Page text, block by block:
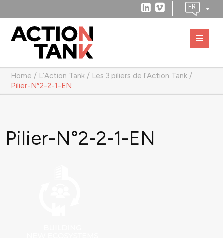
Home / L’Action Tank / Les 3 piliers de l’Action Tank /
Pilier-N°2-2-1-EN
Pilier-N°2-2-1-EN